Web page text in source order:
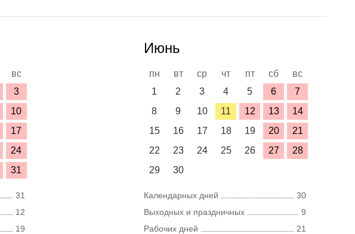
вс
3
10
17
24
31
31
12
19
Июнь
пн вт ср чт пт сб
вс
1
2 3 4 5 6
7
8
9 10 11 12 13
14
15
16 17 18 19 20
21
22
23 24 25 26 27
28
29
30
Календарных дней
30
Выходных и праздничных
9
Рабочих дней
21